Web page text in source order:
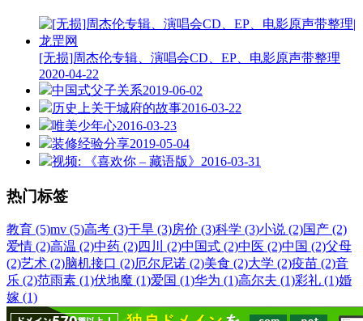
[无损]周杰伦专辑、演唱会CD、EP、电影原声带整理
2020-04-22
中国式父子关系2019-06-02
历史上关于城府的故事2016-03-22
唯美少年心2016-03-23
装修经验分享2019-05-04
视频: 《喜欢你 – 藏语版》 2016-03-31
热门标签
教育 (5)mv (5)高考 (3)干旱 (3)房价 (3)科学 (3)小说 (2)国产 (2)
爱情 (2)高温 (2)中药 (2)四川 (2)中国式 (2)中医 (2)中国 (2)父母
(2)艺术 (2)脑机接口 (2)厄尔尼诺 (2)美食 (2)大学 (2)疫苗 (2)音
乐 (2)范雨素 (1)伏地魔 (1)爱国 (1)华为 (1)高尔夫 (1)彩礼 (1)婚
嫁 (1)